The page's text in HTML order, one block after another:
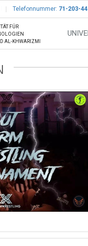
Telefonnummer: 71-203-
FÜR
AL-KHWARIZMI